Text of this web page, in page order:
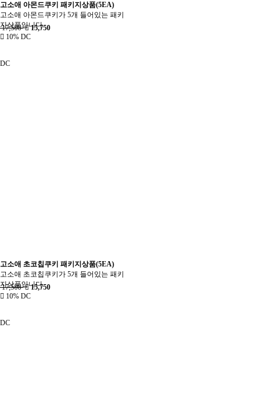
고소애 아몬드쿠키 패키지상품(5EA)
고소애 아몬드쿠키가 5개 들어있는 패키
지상품입니다.
17,500
15,750
10% DC
DC
고소애 초코칩쿠키 패키지상품(5EA)
고소애 초코칩쿠키가 5개 들어있는 패키
지상품입니다.
17,500
15,750
10% DC
DC